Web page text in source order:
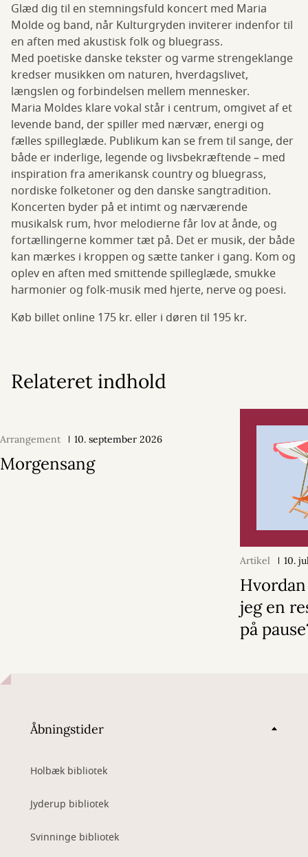
Glæd dig til en stemningsfuld koncert med Maria
Molde og band, når Kulturgryden inviterer indenfor til
en aften med akustisk folk og bluegrass.
Med poetiske danske tekster og varme strengeklange
kredser musikken om naturen, hverdagslivet,
længslen og forbindelsen mellem mennesker.
Maria Moldes klare vokal står i centrum, omgivet af et
levende band, der spiller med nærvær, energi og
fælles spilleglæde. Publikum kan se frem til sange, der
både er inderlige, legende og livsbekræftende – med
inspiration fra amerikansk country og bluegrass,
nordiske folketoner og den danske sangtradition.
Koncerten byder på et intimt og nærværende
musikalsk rum, hvor melodierne får lov at ånde, og
fortællingerne kommer tæt på. Det er musik, der både
kan mærkes i kroppen og sætte tanker i gang. Kom og
oplev en aften med smittende spilleglæde, smukke
harmonier og folk-musik med hjerte, nerve og poesi.
Køb billet online 175 kr. eller i døren til 195 kr.
Relateret indhold
Arrangement 10. september 2026
Morgensang
Artikel 10.
jeg en
på
Åbningstider
Holbæk bibliotek
Jyderup bibliotek
Svinninge bibliotek